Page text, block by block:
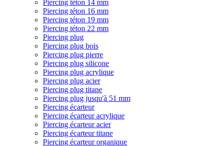
Piercing téton 14 mm
Piercing téton 16 mm
Piercing téton 19 mm
Piercing téton 22 mm
Piercing plug
Piercing plug bois
Piercing plug pierre
Piercing plug silicone
Piercing plug acrylique
Piercing plug acier
Piercing plug titane
Piercing plug jusqu'à 51 mm
Piercing écarteur
Piercing écarteur acrylique
Piercing écarteur acier
Piercing écarteur titane
Piercing écarteur organique